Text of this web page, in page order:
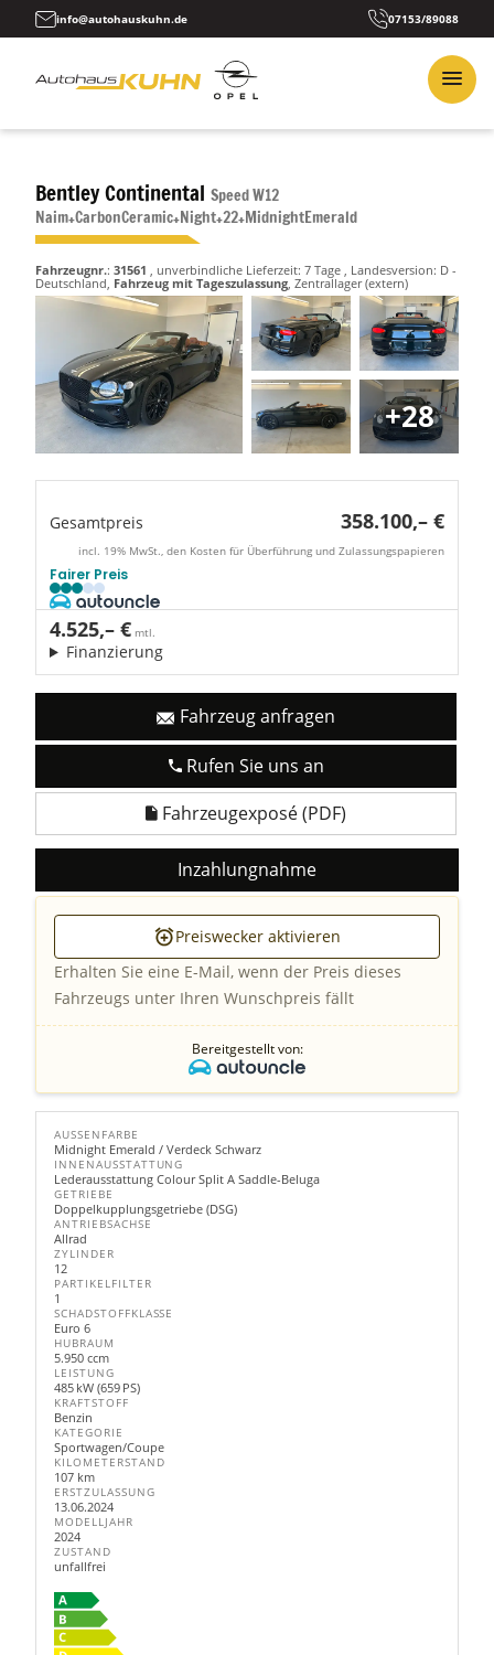
info@autohauskuhn.de 07153/89088
Bentley Continental Speed W12
Naim+CarbonCeramic+Night+22+MidnightEmerald
Fahrzeugnr.: 31561 , unverbindliche Lieferzeit: 7 Tage , Landesversion: D -
Deutschland, Fahrzeug mit Tageszulassung, Zentrallager (extern)
+28
Gesamtpreis 358.100,– €
incl. 19% MwSt., den Kosten für Überführung und Zulassungspapieren
Fairer Preis
4.525,– € mtl.
Finanzierung
Rufen Sie uns an
Fahrzeug anfragen
Fahrzeugexposé (PDF)
Inzahlungnahme
Preiswecker aktivieren
Erhalten Sie eine E-Mail, wenn der Preis dieses
Fahrzeugs unter Ihren Wunschpreis fällt
Bereitgestellt von:
AUSSENFARBE
Midnight Emerald / Verdeck Schwarz
INNENAUSSTATTUNG
Lederausstattung Colour Split A Saddle-Beluga
GETRIEBE
Doppelkupplungsgetriebe (DSG)
ANTRIEBSACHSE
Allrad
ZYLINDER
12
PARTIKELFILTER
1
SCHADSTOFFKLASSE
Euro 6
HUBRAUM
5.950 ccm
LEISTUNG
485 kW (659 PS)
KRAFTSTOFF
Benzin
KATEGORIE
Sportwagen/Coupe
KILOMETERSTAND
107 km
ERSTZULASSUNG
13.06.2024
MODELLJAHR
2024
ZUSTAND
unfallfrei